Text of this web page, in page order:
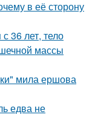
в её сторону
36 лет, тело
массы
мила ершова
едва не